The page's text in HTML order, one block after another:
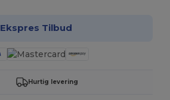
Ekspres Tilbud
Hurtig levering